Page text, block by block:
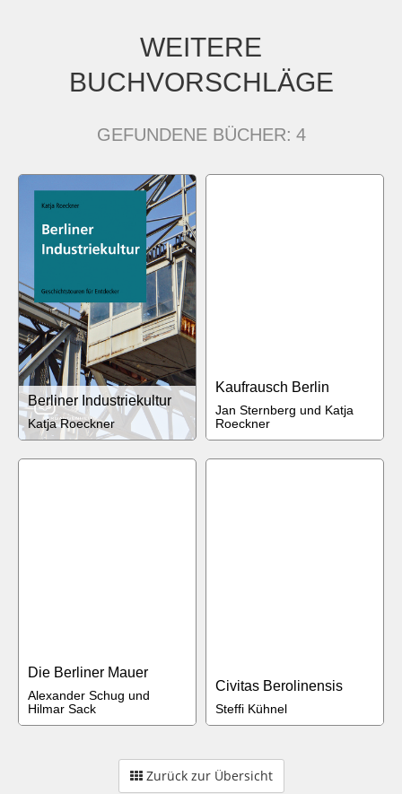
WEITERE
BUCHVORSCHLÄGE
GEFUNDENE BÜCHER: 4
Berliner Industriekultur
Katja Roeckner
Kaufrausch Berlin
Jan Sternberg und Katja
Roeckner
Die Berliner Mauer
Alexander Schug und
Hilmar Sack
Civitas Berolinensis
Steffi Kühnel
Zurück zur Übersicht